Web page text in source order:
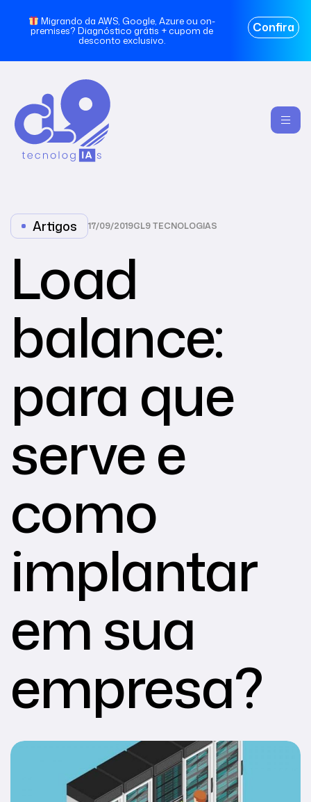
Migrando da AWS, Google, Azure ou on-
premises? Diagnóstico grátis + cupom de
desconto exclusivo.
Confira
Artigos 17/09/2019CL9 TECNOLOGIAS
Load
balance:
para que
serve e
como
implantar
em sua
empresa?